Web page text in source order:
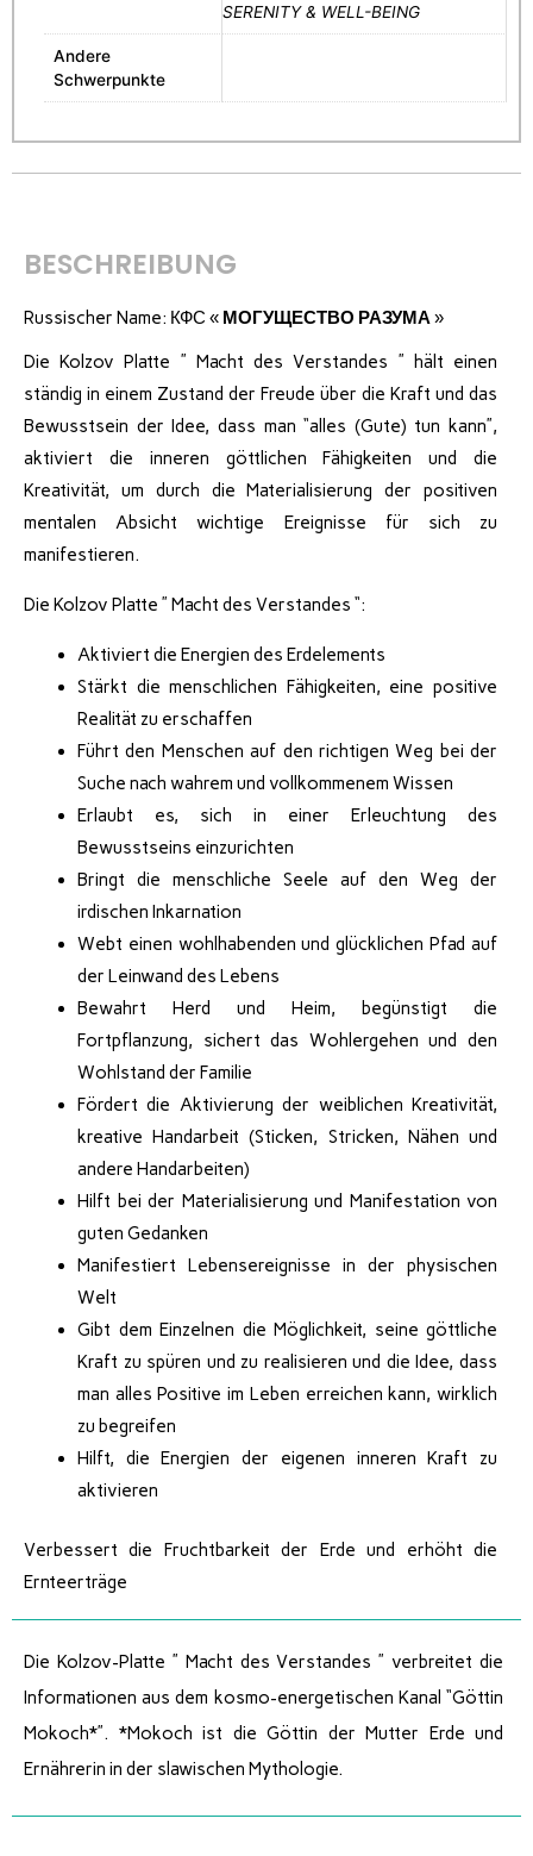
SERENITY & WELL-BEING
Andere
Schwerpunkte
BESCHREIBUNG
Russischer Name: КФС « МОГУЩЕСТВО РАЗУМА»
Die Kolzov Platte ” Macht des Verstandes ” hält einen
ständig in einem Zustand der Freude über die Kraft und das
Bewusstsein der Idee, dass man “alles (Gute) tun kann”,
aktiviert die inneren göttlichen Fähigkeiten und die
Kreativität, um durch die Materialisierung der positiven
mentalen Absicht wichtige Ereignisse für sich zu
manifestieren.
Die Kolzov Platte ” Macht des Verstandes “:
Aktiviert die Energien des Erdelements
Stärkt die menschlichen Fähigkeiten, eine positive
Realität zu erschaffen
Führt den Menschen auf den richtigen Weg bei der
Suche nach wahrem und vollkommenem Wissen
Erlaubt es, sich in einer Erleuchtung des
Bewusstseins einzurichten
Bringt die menschliche Seele auf den Weg der
irdischen Inkarnation
Webt einen wohlhabenden und glücklichen Pfad auf
der Leinwand des Lebens
Bewahrt Herd und Heim, begünstigt die
Fortpflanzung, sichert das Wohlergehen und den
Wohlstand der Familie
Fördert die Aktivierung der weiblichen Kreativität,
kreative Handarbeit (Sticken, Stricken, Nähen und
andere Handarbeiten)
Hilft bei der Materialisierung und Manifestation von
guten Gedanken
Manifestiert Lebensereignisse in der physischen
Welt
Gibt dem Einzelnen die Möglichkeit, seine göttliche
Kraft zu spüren und zu realisieren und die Idee, dass
man alles Positive im Leben erreichen kann, wirklich
zu begreifen
Hilft, die Energien der eigenen inneren Kraft zu
aktivieren
Verbessert die Fruchtbarkeit der Erde und erhöht die
Ernteerträge
Die Kolzov-Platte ” Macht des Verstandes ” verbreitet die
Informationen aus dem kosmo-energetischen Kanal “Göttin
Mokoch*”. *Mokoch ist die Göttin der Mutter Erde und
Ernährerin in der slawischen Mythologie.